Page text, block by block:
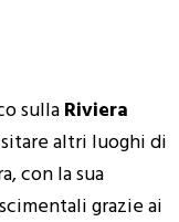
sullaRiviera
altri luoghi di
con la sua
grazie ai